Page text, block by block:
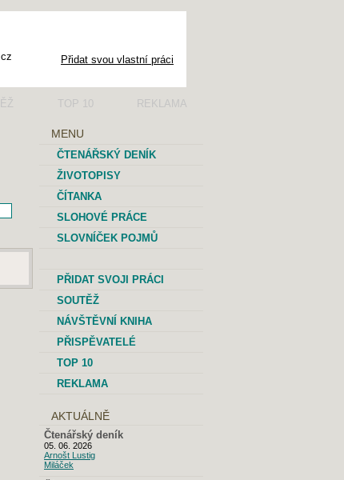
Přidat svou vlastní práci
TOP 10 REKLAMA
MENU
ČTENÁŘSKÝ DENÍK
ŽIVOTOPISY
ČÍTANKA
SLOHOVÉ PRÁCE
SLOVNÍČEK POJMŮ
PŘIDAT SVOJI PRÁCI
SOUTĚŽ
NÁVŠTĚVNÍ KNIHA
PŘISPĚVATELÉ
TOP 10
REKLAMA
AKTUÁLNĚ
Čtenářský deník
05. 06. 2026
Arnošt Lustig
Miláček